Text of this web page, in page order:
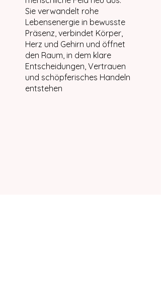
Sie verwandelt rohe
Lebensenergie in bewusste
Präsenz, verbindet Körper,
Herz und Gehirn und öffnet
den Raum, in dem klare
Entscheidungen, Vertrauen
und schöpferisches Handeln
entstehen